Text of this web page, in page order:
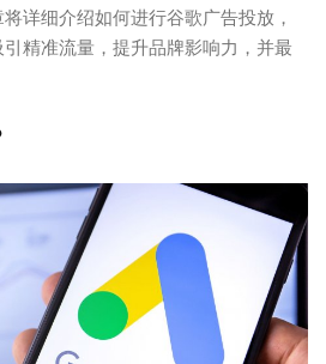
详细介绍如何进行谷歌广告投放，
精准流量，提升品牌影响力，并最